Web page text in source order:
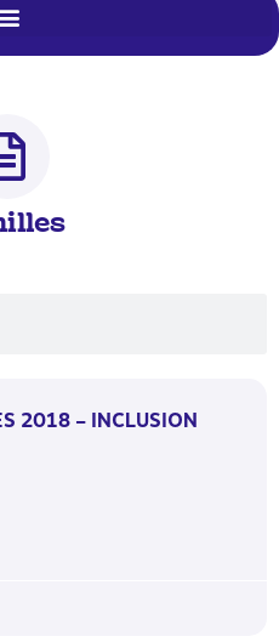
2018 – INCLUSION